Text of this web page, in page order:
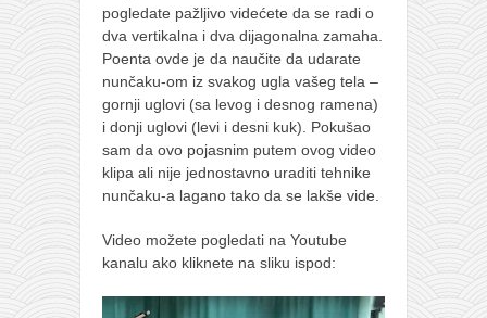
kalendar srpski
azbuki i knjige
Okinava karate
najnovije na blogu
moje beleške
istorija karatea
bubishi
kihon
pogledate pažljivo videćete da se radi o
dva vertikalna i dva dijagonalna zamaha.
Poenta ovde je da naučite da udarate
nunčaku-om iz svakog ugla vašeg tela –
gornji uglovi (sa levog i desnog ramena)
i donji uglovi (levi i desni kuk). Pokušao
sam da ovo pojasnim putem ovog video
klipa ali nije jednostavno uraditi tehnike
nunčaku-a lagano tako da se lakše vide.
Video možete pogledati na Youtube
kanalu ako kliknete na sliku ispod: